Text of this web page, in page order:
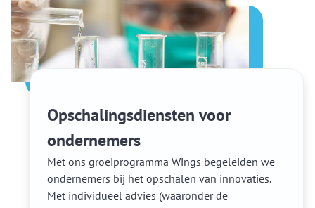
Opschalingsdiensten voor
ondernemers
Met ons groeiprogramma Wings begeleiden we
ondernemers bij het opschalen van innovaties.
Met individueel advies (waaronder de